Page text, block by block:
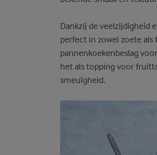
Dankzij de veelzijdigheid
perfect in zowel zoete
pannenkoekenbeslag
het als topping voor
smeuïgheid.